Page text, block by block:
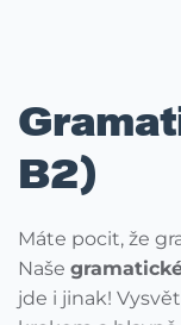
B2)
Máte pocit, že
Naše
jde i jinak!